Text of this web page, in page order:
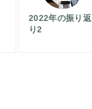
2022年の振り返
り2